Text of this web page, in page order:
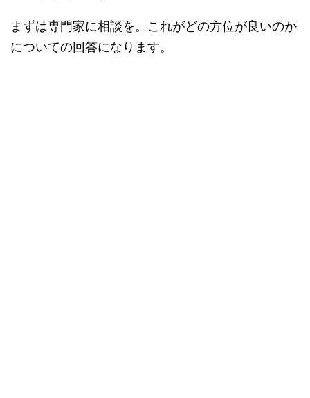
まずは専門家に相談を。これがどの方位が良いのか
についての回答になります。